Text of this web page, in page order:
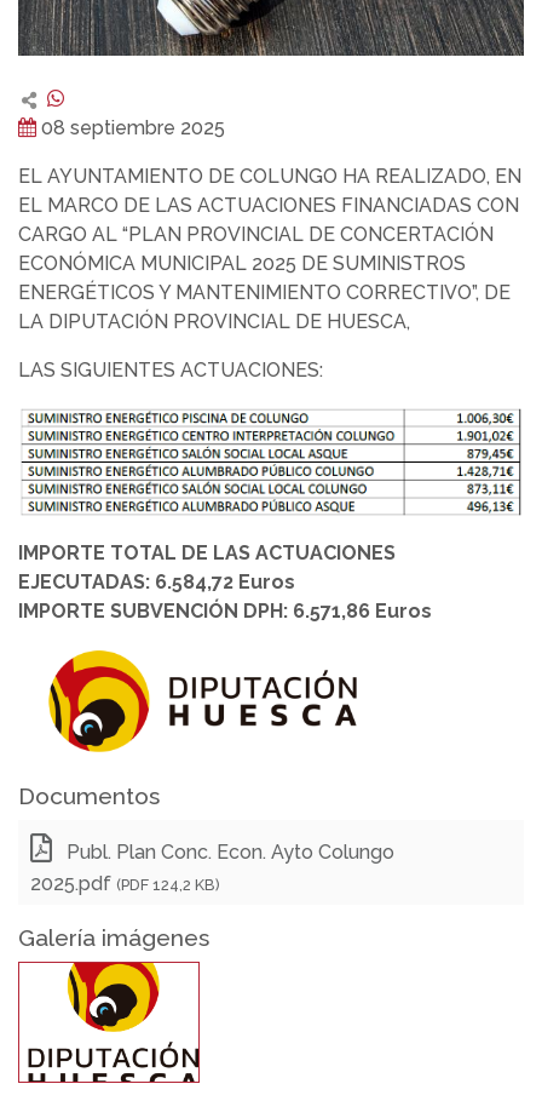
08 septiembre 2025
EL AYUNTAMIENTO DE COLUNGO HA REALIZADO, EN
EL MARCO DE LAS ACTUACIONES FINANCIADAS CON
CARGO AL “PLAN PROVINCIAL DE CONCERTACIÓN
ECONÓMICA MUNICIPAL 2025 DE SUMINISTROS
ENERGÉTICOS Y MANTENIMIENTO CORRECTIVO”, DE
LA DIPUTACIÓN PROVINCIAL DE HUESCA,
LAS SIGUIENTES ACTUACIONES:
IMPORTE TOTAL DE LAS ACTUACIONES
EJECUTADAS: 6.584,72 Euros
IMPORTE SUBVENCIÓN DPH: 6.571,86 Euros
Documentos
Publ. Plan Conc. Econ. Ayto Colungo
2025.pdf (PDF 124,2 KB)
Galería imágenes